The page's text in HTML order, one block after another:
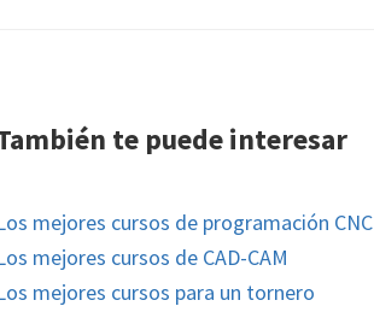
te puede interesar
mejores cursos de programación CNC
mejores cursos de CAD-CAM
mejores cursos para un tornero